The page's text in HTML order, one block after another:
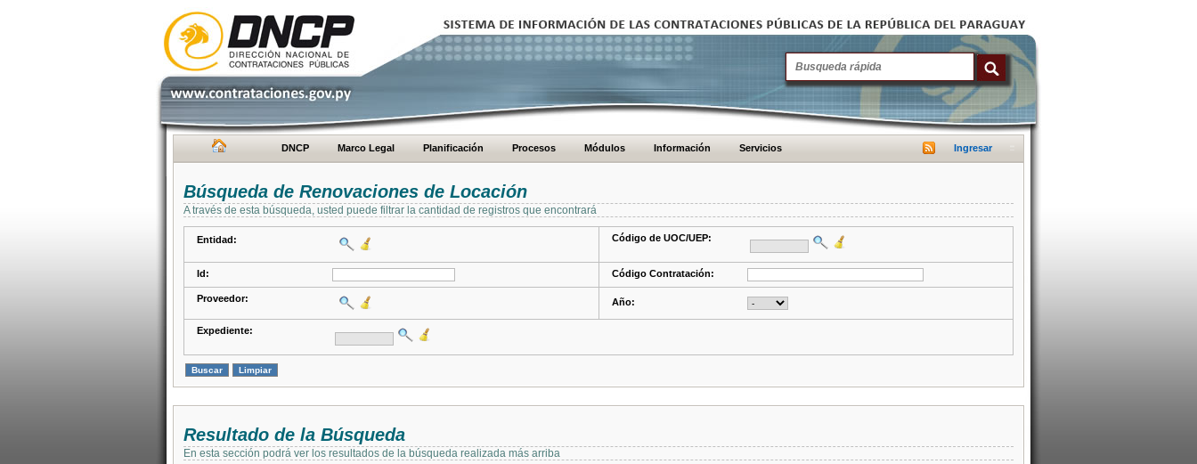
DNCP Marco Legal Planificación Procesos Módulos Información Servicios Ingresar
Búsqueda de Renovaciones de Locación
A través de esta búsqueda, usted puede filtrar la cantidad de registros que encontrará
Entidad: Código de UOC/UEP:
Id: Código Contratación:
Proveedor: Año:
Expediente:
Resultado de la Búsqueda
En esta sección podrá ver los resultados de la búsqueda realizada más arriba